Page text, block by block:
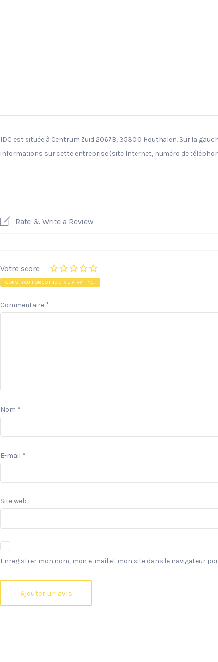
IDC est située à Centrum Zuid 2067B, 3530.0 Houthalen. Sur la
informations sur cette entreprise (site Internet, numéro de
Rate & Write a Review
Votre score
OOPS! YOU FORGOT TO GIVE A RATING.
Commentaire *
Nom *
E-mail *
Site web
Enregistrer mon nom, mon e-mail et mon site dans le navigateur